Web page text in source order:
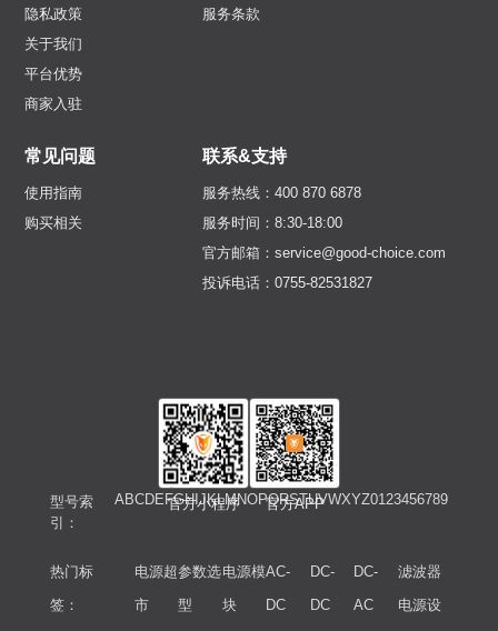
隐私政策
关于我们
平台优势
商家入驻
服务条款
常见问题
使用指南
购买相关
联系&支持
服务热线：400 870 6878
服务时间：8:30-18:00
官方邮箱：service@good-choice.com
投诉电话：0755-82531827
官方小程序 官方APP
型号索
引：
ABCDE FGHIJKLMNOPQRSTUVWXYZ0123456789
热门标
签：
电源超
市
参数选
型
电源模
块
AC-
DC
DC-
DC
DC-
AC
滤波器
电源设